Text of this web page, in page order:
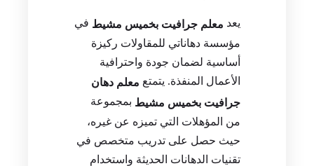
يعد معلم جرافيت بخميس مشيط في
مؤسسة دهاناتي للمقاولات ركيزة
أساسية لضمان جودة واحترافية
الأعمال المنفذة. يتمتع معلم دهان
جرافيت بخميس مشيط بمجموعة
من المؤهلات التي تميزه عن غيره،
حيث حصل على تدريب متخصص في
تقنيات الدهانات الحديثة واستخدام